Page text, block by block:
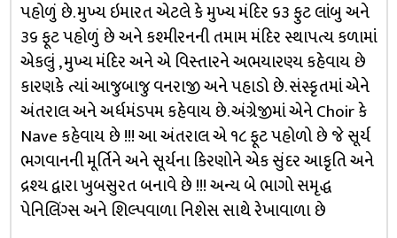
પહોળું છે. મુખ્ય ઇમારત એટલે કે મુખ્ય મંદિર ૬૩ ફુટ લાંબુ અને
૩૬ ફૂટ પહોળું છે અને કશ્મીરનની તમામ મંદિર સ્થાપત્ય કળામાં
એકલું , મુખ્ય મંદિર અને એ વિસ્તારને અભયારણ્ય કહેવાય છે
કારણકે ત્યાં આજુબાજુ વનરાજી અને પહાડો છે. સંસ્કૃતમાં એને
અંતરાલ અને અર્ધમંડપમ કહેવાય છે. અંગ્રેજીમાં એને Choir કે
Nave કહેવાય છે !!! આ અંતરાલ એ ૧૮ ફૂટ પહોળો છે જે સૂર્ય
ભગવાનની મૂર્તિને અને સૂર્યના કિરણોને એક સુંદર આકૃતિ અને
દ્રશ્ય દ્વારા ખુબસુરત બનાવે છે !!! અન્ય બે ભાગો સમૃદ્ધ
પેનિલિંગ્સ અને શિલ્પવાળા નિશેસ સાથે રેખાવાળા છે